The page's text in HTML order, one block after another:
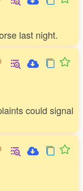
last night.
could signal